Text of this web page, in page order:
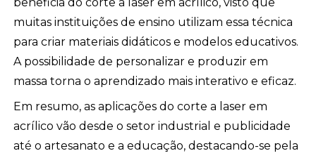
muitas instituições de ensino utilizam essa técnica
para criar materiais didáticos e modelos educativos.
A possibilidade de personalizar e produzir em
massa torna o aprendizado mais interativo e eficaz.
Em resumo, as aplicações do corte a laser em
acrílico vão desde o setor industrial e publicidade
até o artesanato e a educação, destacando-se pela